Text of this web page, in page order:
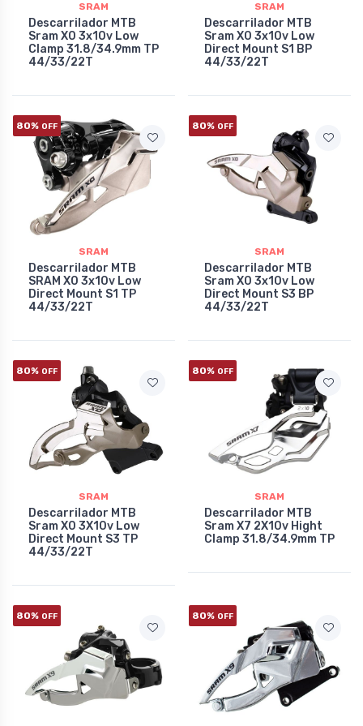
SRAM
Descarrilador MTB
Sram X0 3x10v Low
Clamp 31.8/34.9mm TP
44/33/22T
SRAM
Descarrilador MTB
Sram X0 3x10v Low
Direct Mount S1 BP
44/33/22T
80% OFF
SRAM
Descarrilador MTB
SRAM X0 3x10v Low
Direct Mount S1 TP
44/33/22T
80% OFF
SRAM
Descarrilador MTB
Sram X0 3x10v Low
Direct Mount S3 BP
44/33/22T
80% OFF
SRAM
Descarrilador MTB
Sram X0 3X10v Low
Direct Mount S3 TP
44/33/22T
80% OFF
SRAM
Descarrilador MTB
Sram X7 2X10v Hight
Clamp 31.8/34.9mm TP
80% OFF 80% OFF